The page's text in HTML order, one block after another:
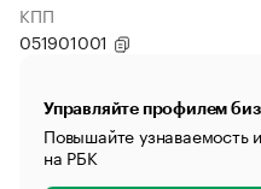
КПП
051901001
Управляйте профилем
Повышайте узнаваемость
на РБК